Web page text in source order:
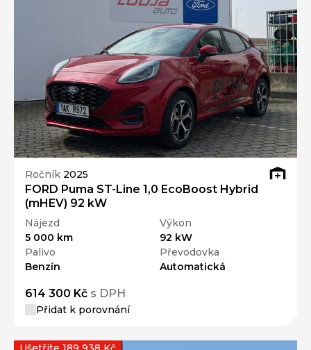
Ročník 2025
FORD Puma ST-Line 1,0 EcoBoost Hybrid
(mHEV) 92 kW
Nájezd
5 000 km
Výkon
92 kW
Palivo
Benzín
Převodovka
Automatická
614 300 Kč s DPH
Přidat k porovnání